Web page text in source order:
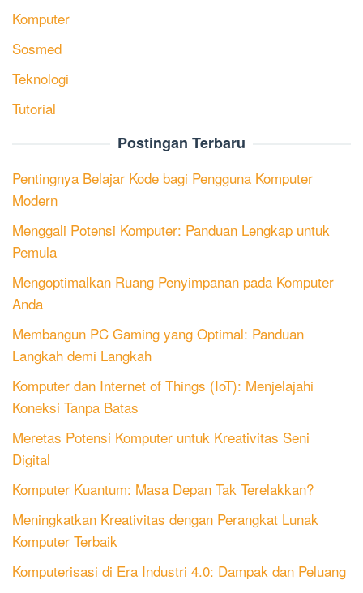
Komputer
Sosmed
Teknologi
Tutorial
Postingan Terbaru
Pentingnya Belajar Kode bagi Pengguna Komputer
Modern
Menggali Potensi Komputer: Panduan Lengkap untuk
Pemula
Mengoptimalkan Ruang Penyimpanan pada Komputer
Anda
Membangun PC Gaming yang Optimal: Panduan
Langkah demi Langkah
Komputer dan Internet of Things (IoT): Menjelajahi
Koneksi Tanpa Batas
Meretas Potensi Komputer untuk Kreativitas Seni
Digital
Komputer Kuantum: Masa Depan Tak Terelakkan?
Meningkatkan Kreativitas dengan Perangkat Lunak
Komputer Terbaik
Komputerisasi di Era Industri 4.0: Dampak dan Peluang